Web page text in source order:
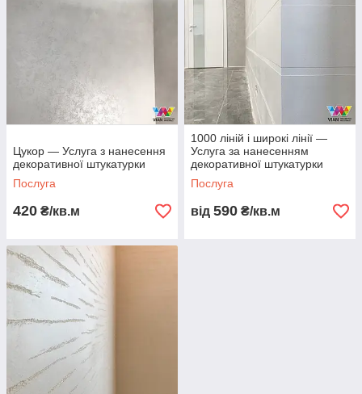
Цукор — Услуга з нанесення
декоративної штукатурки
Послуга
420 ₴/кв.м
1000 ліній і широкі лінії —
Услуга за нанесенням
декоративної штукатурки
Послуга
від 590 ₴/кв.м